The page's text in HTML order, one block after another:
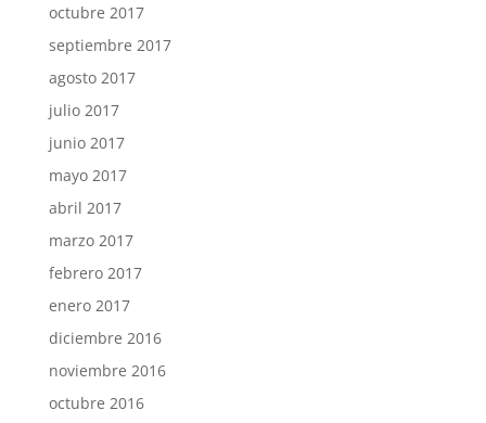
octubre 2017
septiembre 2017
agosto 2017
julio 2017
junio 2017
mayo 2017
abril 2017
marzo 2017
febrero 2017
enero 2017
diciembre 2016
noviembre 2016
octubre 2016